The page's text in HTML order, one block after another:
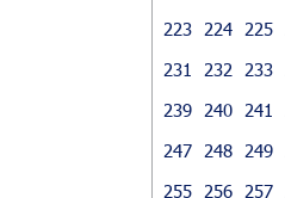
223
224 225
231
232 233
239
240 241
247
248 249
255
256 257